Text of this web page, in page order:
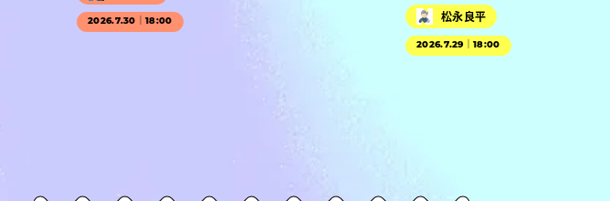
2026.7.30｜18:00 松永良平
2026.7.29｜18:00